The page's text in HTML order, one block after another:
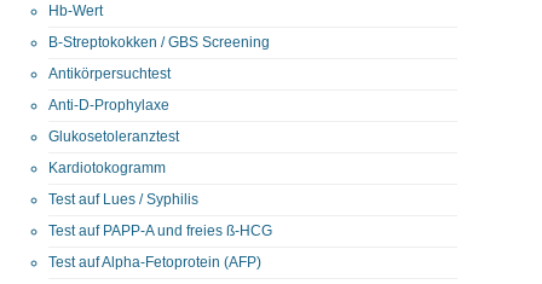
Hb-Wert
B-Streptokokken / GBS Screening
Antikörpersuchtest
Anti-D-Prophylaxe
Glukosetoleranztest
Kardiotokogramm
Test auf Lues / Syphilis
Test auf PAPP-A und freies ß-HCG
Test auf Alpha-Fetoprotein (AFP)